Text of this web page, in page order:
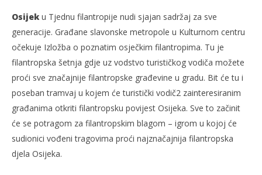
Osijek u Tjednu filantropije nudi sjajan sadržaj za sve
generacije. Građane slavonske metropole u Kulturnom centru
očekuje Izložba o poznatim osječkim filantropima. Tu je
filantropska šetnja gdje uz vodstvo turističkog vodiča možete
proći sve značajnije filantropske građevine u gradu. Bit će tu i
poseban tramvaj u kojem će turistički vodič2 zainteresiranim
građanima otkriti filantropsku povijest Osijeka. Sve to začinit
će se potragom za filantropskim blagom – igrom u kojoj će
sudionici vođeni tragovima proći najznačajnija filantropska
djela Osijeka.